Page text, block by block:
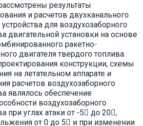
результаты
и расчетов двухканального
для воздухозаборного
двигательной установки на основе
ракетно-
двигателя твердого топлива.
конструкции, схемы
на летательном аппарате и
расчетов воздухозаборного
являлось обеспечение
воздухозаборного
при углах атаки от -5 до 20,
от 0 до 5 и при изменении